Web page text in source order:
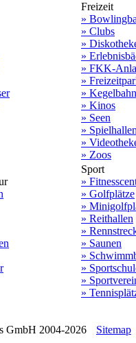
Freizeit
»
» Clubs
»
»
» FKK-
»
»
» Kinos
» Seen
»
»
» Zoos
Sport
»
» Golfplätze
»
» Reithallen
»
» Saunen
»
»
»
»
GmbH 2004-2026 Sitemap